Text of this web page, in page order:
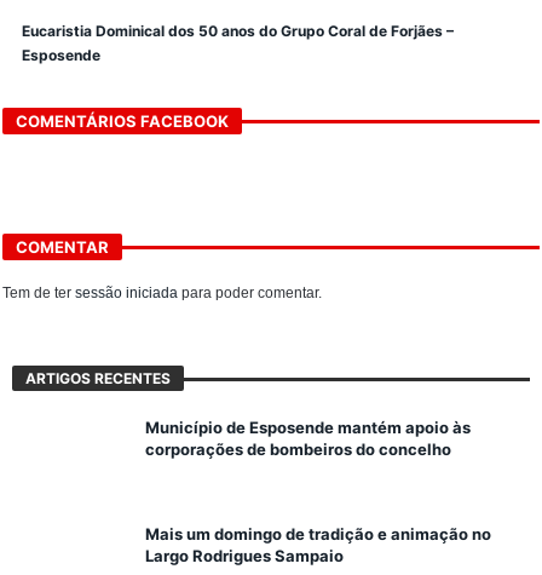
Eucaristia Dominical dos 50 anos do Grupo Coral de Forjães –
Esposende
COMENTÁRIOS FACEBOOK
COMENTAR
Tem de tersessão iniciada para poder comentar.
ARTIGOS RECENTES
Município de Esposende mantém apoio às
corporações de bombeiros do concelho
Mais um domingo de tradição e animação no
Largo Rodrigues Sampaio